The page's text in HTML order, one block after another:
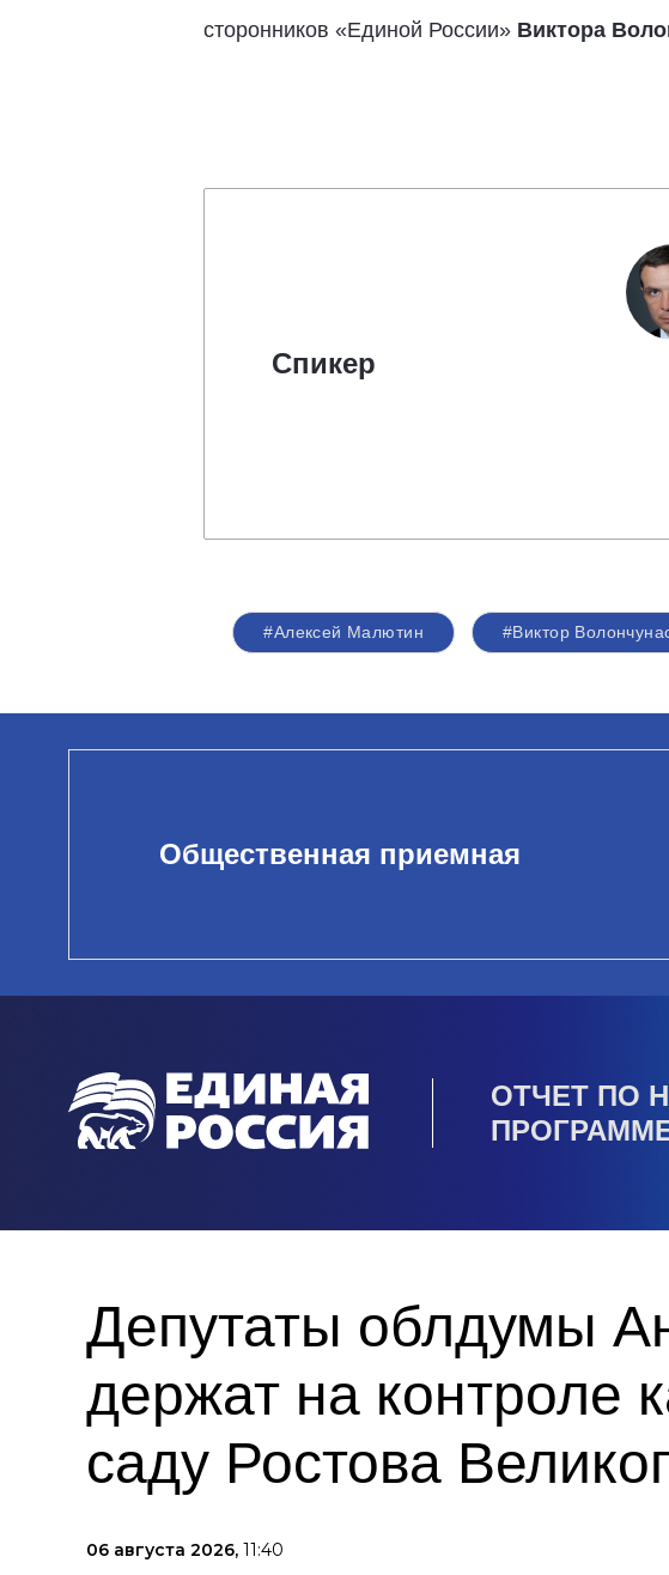
сторонников «Единой России» Виктора
Спикер
#Алексей Малютин #Виктор
Общественная приемная
ОТЧЕТ ПО
ПРОГРАММЕ
Депутаты облдумы
держат на контроле
саду Ростова
06 августа 2026, 11:40